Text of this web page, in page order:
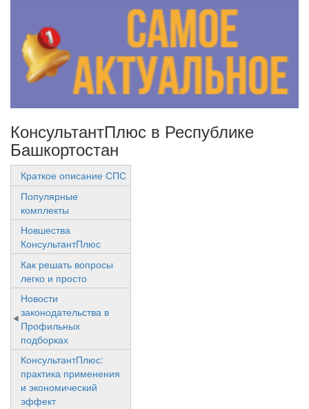
КонсультантПлюс в Республике
Башкортостан
Краткое описание СПС
Популярные
комплекты
Новшества
КонсультантПлюс
Как решать вопросы
легко и просто
Новости
законодательства в
Профильных
подборках
КонсультантПлюс:
практика применения
и экономический
эффект